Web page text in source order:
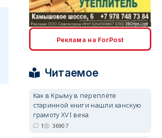
erid: 2SDnjcLUypt
erid: 2SDnjcrDNw6
Реклама на ForPost
Читаемое
Как в Крыму в переплёте
старинной книги нашли ханскую
грамоту XVI века
1 36907